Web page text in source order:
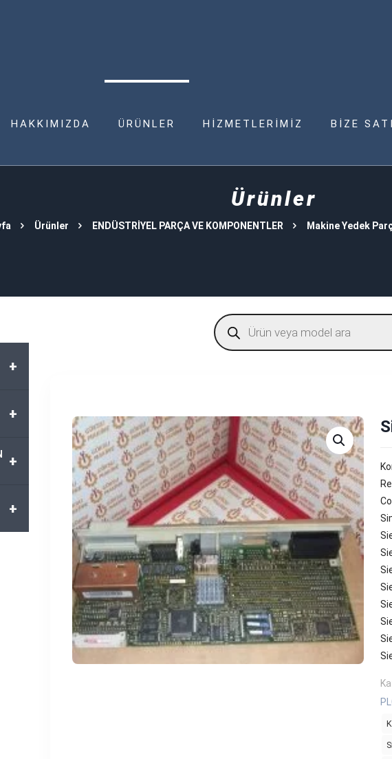
HAKKIMIZDA ÜRÜNLER HİZMETLERİMİZ BİZE
Ürünler
Ürünler ENDÜSTRİYEL PARÇA VE KOMPONENTLER Makine Yedek
Products
search
+
+
+
+